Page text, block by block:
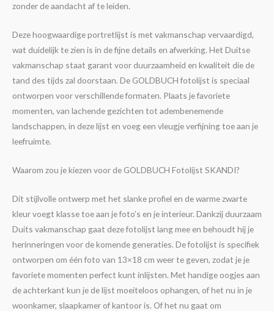
zonder de aandacht af te leiden.
Deze hoogwaardige portretlijst is met vakmanschap vervaardigd,
wat duidelijk te zien is in de fijne details en afwerking. Het Duitse
vakmanschap staat garant voor duurzaamheid en kwaliteit die de
tand des tijds zal doorstaan. De GOLDBUCH fotolijst is speciaal
ontworpen voor verschillende formaten. Plaats je favoriete
momenten, van lachende gezichten tot adembenemende
landschappen, in deze lijst en voeg een vleugje verfijning toe aan je
leefruimte.
Waarom zou je kiezen voor de GOLDBUCH Fotolijst SKANDI?
Dit stijlvolle ontwerp met het slanke profiel en de warme zwarte
kleur voegt klasse toe aan je foto’s en je interieur. Dankzij duurzaam
Duits vakmanschap gaat deze fotolijst lang mee en behoudt hij je
herinneringen voor de komende generaties. De fotolijst is specifiek
ontworpen om één foto van 13×18 cm weer te geven, zodat je je
favoriete momenten perfect kunt inlijsten. Met handige oogjes aan
de achterkant kun je de lijst moeiteloos ophangen, of het nu in je
woonkamer, slaapkamer of kantoor is. Of het nu gaat om